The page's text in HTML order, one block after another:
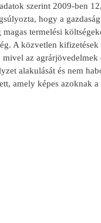
szerint 2009-ben
hogy a
termelési
A közvetlen kifizetések
az agrárjövedelmek
alakulását és nem
amely képes azoknak